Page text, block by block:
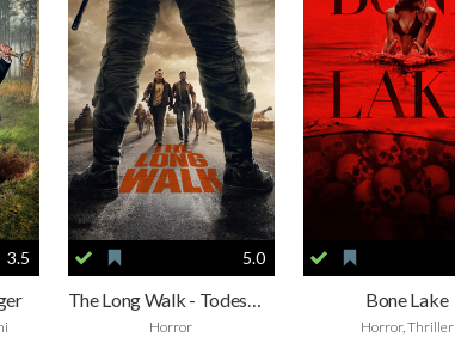
3.5 5.0
The Long Walk - Todesmarsch
Horror
Bone Lake
Horror, Thriller